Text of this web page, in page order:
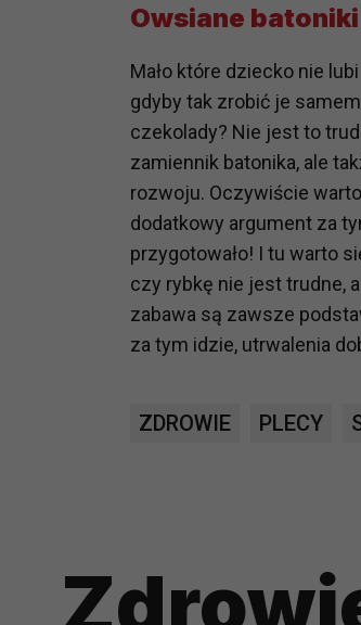
Owsiane batoniki
Mało które dziecko nie
gdyby tak zrobić je
czekolady? Nie jest to
zamiennik batonika, ale
rozwoju. Oczywiście
dodatkowy argument za
przygotowało! I tu warto
czy rybkę nie jest trudne,
zabawa są zawsze
za tym idzie, utrwalenia
ZDROWIE PLECY
Jakie są
Podstawą
analizowania
(tymi umowami
prawną dla
Przetwarzanie